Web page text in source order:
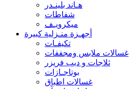
هـاند بلينـدر
شفاطات
ميكرويـف
أجهـزة منـزلية كبيرة
تكيفـات
غسالات ملابس ومجففات
ثلاجات و ديب فريزر
بوتاجـازات
غسالات اطباق